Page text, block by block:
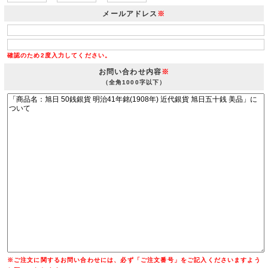
メールアドレス ※
確認のため2度入力してください。
お問い合わせ内容※
（全角1000字以下）
※ご注文に関するお問い合わせには、必ず「ご注文番号」をご記入くださいますよう